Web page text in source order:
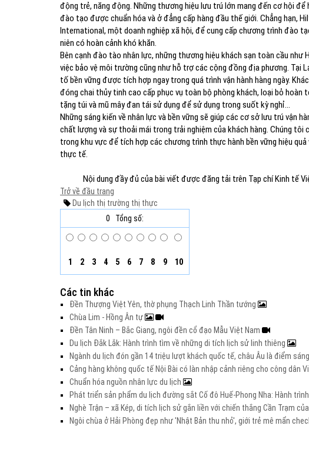
động trẻ, năng động. Những thương hiệu lưu trú lớn mang đến cơ hội
đào tạo được chuẩn hóa và ở đẳng cấp hàng đầu thế giới. Chẳng hạn,
International, một doanh nghiệp xã hội, để cung cấp chương trình đào
niên có hoàn cảnh khó khăn.
Bên cạnh đào tào nhân lực, những thương hiệu khách sạn toàn cầu
việc bảo vệ môi trường cũng như hỗ trợ các cộng đồng địa phương. Tại
tố bền vững được tích hợp ngay trong quá trình vận hành hàng ngày.
đóng chai thủy tinh cao cấp phục vụ toàn bộ phòng khách, loại bỏ hoàn
tặng túi và mũ mây đan tái sử dụng để sử dụng trong suốt kỳ nghỉ...
Những sáng kiến về nhân lực và bền vững sẽ giúp các cơ sở lưu trú vận
chất lượng và sự thoải mái trong trải nghiệm của khách hàng. Chúng
trong khu vực để tích hợp các chương trình thực hành bền vững hiệu
thực tế.
Nội dung đầy đủ của bài viết được đăng tải trên Tạp chí Kinh tế
Trở về đầu trang
Du lịch thị trường thị thực
0
Tổng số:
1 2 3 4 5 6 7 8 9 10
Các tin khác
Đền Thượng Việt Yên, thờ phụng Thạch Linh Thần tướng
Chùa Lim - Hồng Ân tự
Đền Tân Ninh – Bắc Giang, ngôi đền cổ đạo Mẫu Việt Nam
Du lịch Đắk Lắk: Hành trình tìm về những di tích lịch sử linh thiêng
Ngành du lịch đón gần 14 triệu lượt khách quốc tế, châu Âu là điểm
Cảng hàng không quốc tế Nội Bài có làn nhập cảnh riêng cho công dân
Chuẩn hóa nguồn nhân lực du lịch
Phát triển sản phẩm du lịch đường sắt Cố đô Huế-Phong Nha: Hành
Nghè Trận – xã Kép, di tích lịch sử gắn liền với chiến thắng Cần Trạm
Ngôi chùa ở Hải Phòng đẹp như 'Nhật Bản thu nhỏ', giới trẻ mê mẩn